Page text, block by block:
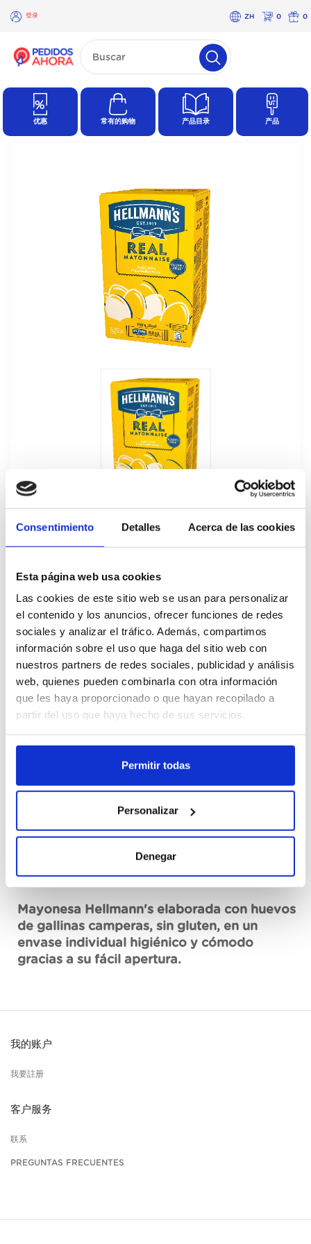
Consentimiento Detalles Acerca de las cookies
Esta página web usa cookies
Las cookies de este sitio web se usan para personalizar
el contenido y los anuncios, ofrecer funciones de redes
sociales y analizar el tráfico. Además, compartimos
información sobre el uso que haga del sitio web con
nuestros partners de redes sociales, publicidad y análisis
web, quienes pueden combinarla con otra información
que les haya proporcionado o que hayan recopilado a
partir del uso que haya hecho de sus servicios.
Permitir todas
Personalizar
Denegar
登录 ZH 0 0
×
登
优惠 常有的购物 产品目录 产品
Mayonesa Monoporciones Hellmann's
198x10ML
676823
Cajas
没有现货，要叫货
见技术资料
组成
Mayonesa Hellmann's elaborada con huevos
de gallinas camperas, sin gluten, en un
envase individual higiénico y cómodo
gracias a su fácil apertura.
我的账户
我要註册
客户服务
联系
PREGUNTAS FRECUENTES